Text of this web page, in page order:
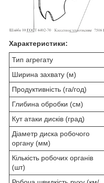
Характеристики:
Тип агрегату
Ширина захвату (м)
Продуктивність (га/год)
Глибина обробки (см)
Кут атаки дисків (град)
Діаметр диска робочого
органу (мм)
Кількість робочих органів
(шт)